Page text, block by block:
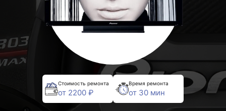
Стоимость ремонта
от 2200 ₽
Время ремонта
от 30 мин